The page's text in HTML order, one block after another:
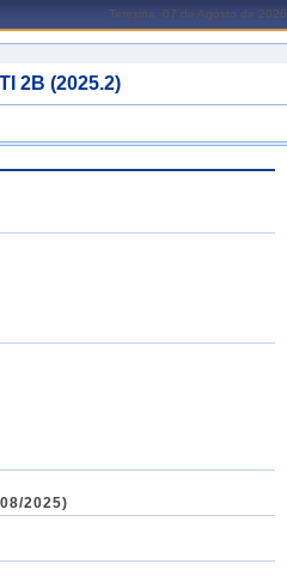
Teresina, 07 de Agosto de 2026
2B (2025.2)
2025)